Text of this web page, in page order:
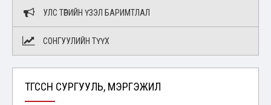
УЛС ТӨРИЙН ҮЗЭЛ БАРИМТЛАЛ
СОНГУУЛИЙН ТҮҮХ
ТӨГССӨН СУРГУУЛЬ, МЭРГЭЖИЛ